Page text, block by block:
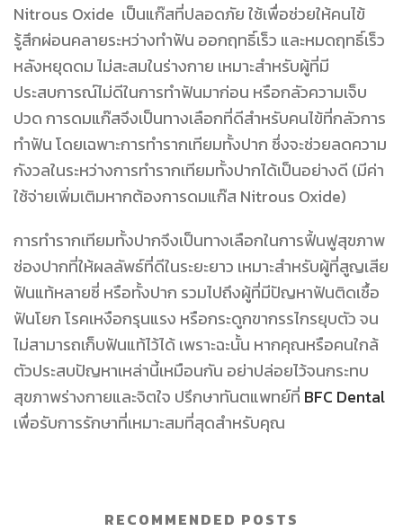
Nitrous Oxide เป็นแก๊สที่ปลอดภัย ใช้เพื่อช่วยให้คนไข้
รู้สึกผ่อนคลายระหว่างทำฟัน ออกฤทธิ์เร็ว และหมดฤทธิ์เร็ว
หลังหยุดดม ไม่สะสมในร่างกาย เหมาะสำหรับผู้ที่มี
ประสบการณ์ไม่ดีในการทำฟันมาก่อน หรือกลัวความเจ็บ
ปวด การดมแก๊สจึงเป็นทางเลือกที่ดีสำหรับคนไข้ที่กลัวการ
ทำฟัน โดยเฉพาะการทำรากเทียมทั้งปาก ซึ่งจะช่วยลดความ
กังวลในระหว่างการทำรากเทียมทั้งปากได้เป็นอย่างดี (มีค่า
ใช้จ่ายเพิ่มเติมหากต้องการดมแก๊ส Nitrous Oxide)
การทำรากเทียมทั้งปากจึงเป็นทางเลือกในการฟื้นฟูสุขภาพ
ช่องปากที่ให้ผลลัพธ์ที่ดีในระยะยาว เหมาะสำหรับผู้ที่สูญเสีย
ฟันแท้หลายซี่ หรือทั้งปาก รวมไปถึงผู้ที่มีปัญหาฟันติดเชื้อ
ฟันโยก โรคเหงือกรุนแรง หรือกระดูกขากรรไกรยุบตัว จน
ไม่สามารถเก็บฟันแท้ไว้ได้ เพราะฉะนั้น หากคุณหรือคนใกล้
ตัวประสบปัญหาเหล่านี้เหมือนกัน อย่าปล่อยไว้จนกระทบ
สุขภาพร่างกายและจิตใจ ปรึกษาทันตแพทย์ที่ BFC Dental
เพื่อรับการรักษาที่เหมาะสมที่สุดสำหรับคุณ
RECOMMENDED POSTS